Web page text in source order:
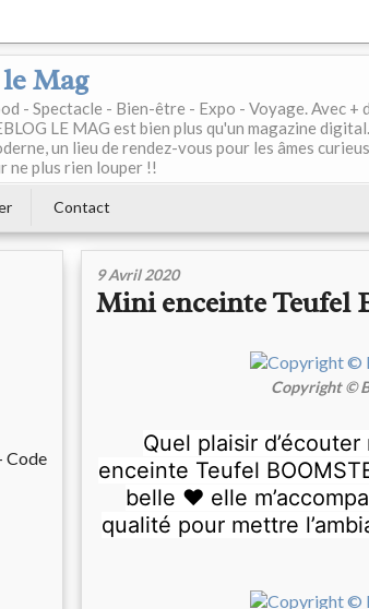
Mag
- Spectacle - Bien-être - Expo - Voyage. Avec +
LE MAG est bien plus qu'un magazine
un lieu de rendez-vous pour les âmes
ne plus rien louper !!
Contact
Code
9 Avril 2020
Mini enceinte Teufel
Copyright ©
Quel plaisir
enceinte Teufel
belle ♥️ elle
qualité pour mettre